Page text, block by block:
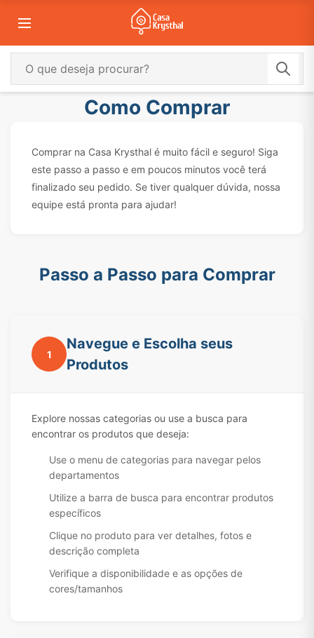
Como Comprar
Comprar na Casa Krysthal é muito fácil e seguro! Siga
este passo a passo e em poucos minutos você terá
finalizado seu pedido. Se tiver qualquer dúvida, nossa
equipe está pronta para ajudar!
Passo a Passo para Comprar
1
Navegue e Escolha seus
Produtos
Explore nossas categorias ou use a busca para
encontrar os produtos que deseja:
Use o menu de categorias para navegar pelos
departamentos
Utilize a barra de busca para encontrar produtos
específicos
Clique no produto para ver detalhes, fotos e
descrição completa
Verifique a disponibilidade e as opções de
cores/tamanhos